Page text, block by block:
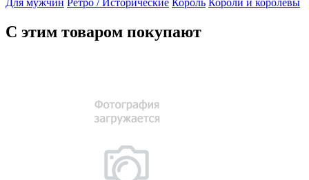
С этим товаром покупают